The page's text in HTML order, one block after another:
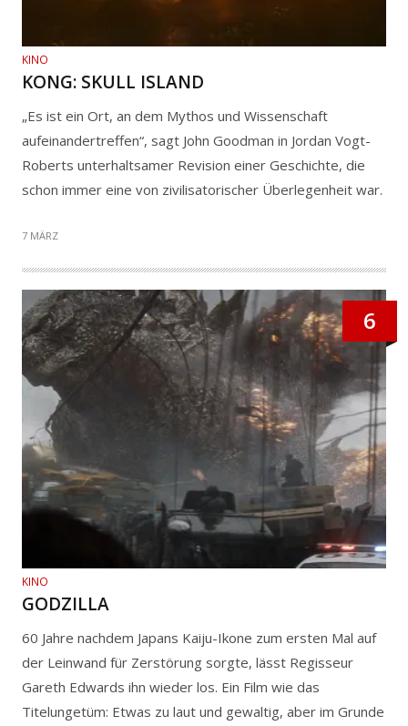
KINO
KONG: SKULL ISLAND
„Es ist ein Ort, an dem Mythos und Wissenschaft
aufeinandertreffen“, sagt John Goodman in Jordan Vogt-
Roberts unterhaltsamer Revision einer Geschichte, die
schon immer eine von zivilisatorischer Überlegenheit war.
7 MÄRZ
6
KINO
GODZILLA
60 Jahre nachdem Japans Kaiju-Ikone zum ersten Mal auf
der Leinwand für Zerstörung sorgte, lässt Regisseur
Gareth Edwards ihn wieder los. Ein Film wie das
Titelungetüm: Etwas zu laut und gewaltig, aber im Grunde